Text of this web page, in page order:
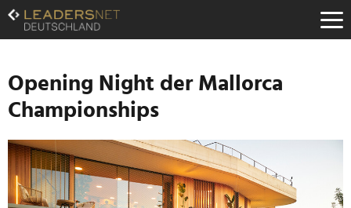
Zum
Inhalt
Zur
Navigation
Zur
Hauptnavigation
Opening Night der Mallorca
Championships